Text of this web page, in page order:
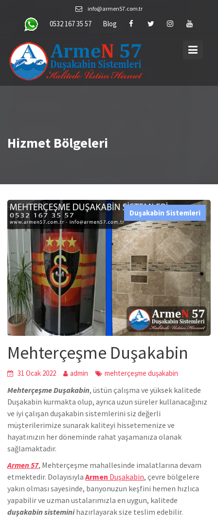
content
info@armen57.com.tr
0532 167 35 57 Blog
Hizmet Bölgeleri
Duşakabin Sistemleri
Mehterçeşme Duşakabin
31 Ocak 2022 admin mehterçeşme duşakabin
Mehterçeşme Duşakabin, üstün çalışma ve yüksek kalitede
Duşakabin kurmakta olup, ayrıca uzun süreler kullanacağınız
ve iyi çalışan duşakabin sistemlerini siz değerli
müşterilerimize sunarak kaliteyi hissetemenize ve
hayatınızın her döneminde rahat yaşamanıza olanak
sağlamaktadır.
Armen 57, Mehterçeşme mahallesinde imalatlarına devam
etmektedir. Dolayısıyla Armen Duşakabin, çevre bölgelere
yakın olması sayesinde, banyonuzun keşfini hemen hızlıca
yapabilir ve uzman ustalarımızla en uygun, kalitede
duşakabin sisteminihazırlayarak size teslim edebilir.